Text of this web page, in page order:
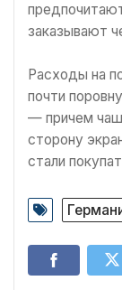
заказывают
Расходы на
почти
— причем
сторону
стали